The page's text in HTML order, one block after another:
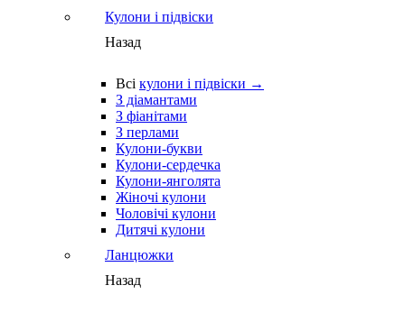
Кулони і підвіски
Назад
Всі кулони і підвіски →
З діамантами
З фіанітами
З перлами
Кулони-букви
Кулони-сердечка
Кулони-янголята
Жіночі кулони
Чоловічі кулони
Дитячі кулони
Ланцюжки
Назад